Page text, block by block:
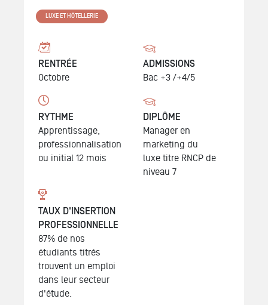
LUXE ET HÔTELLERIE
RENTRÉE
Octobre
ADMISSIONS
Bac +3 /+4/5
RYTHME
Apprentissage,
professionnalisation
ou initial 12 mois
DIPLÔME
Manager en
marketing du
luxe titre RNCP de
niveau 7
TAUX D'INSERTION
PROFESSIONNELLE
87% de nos
étudiants titrés
trouvent un emploi
dans leur secteur
d'étude.